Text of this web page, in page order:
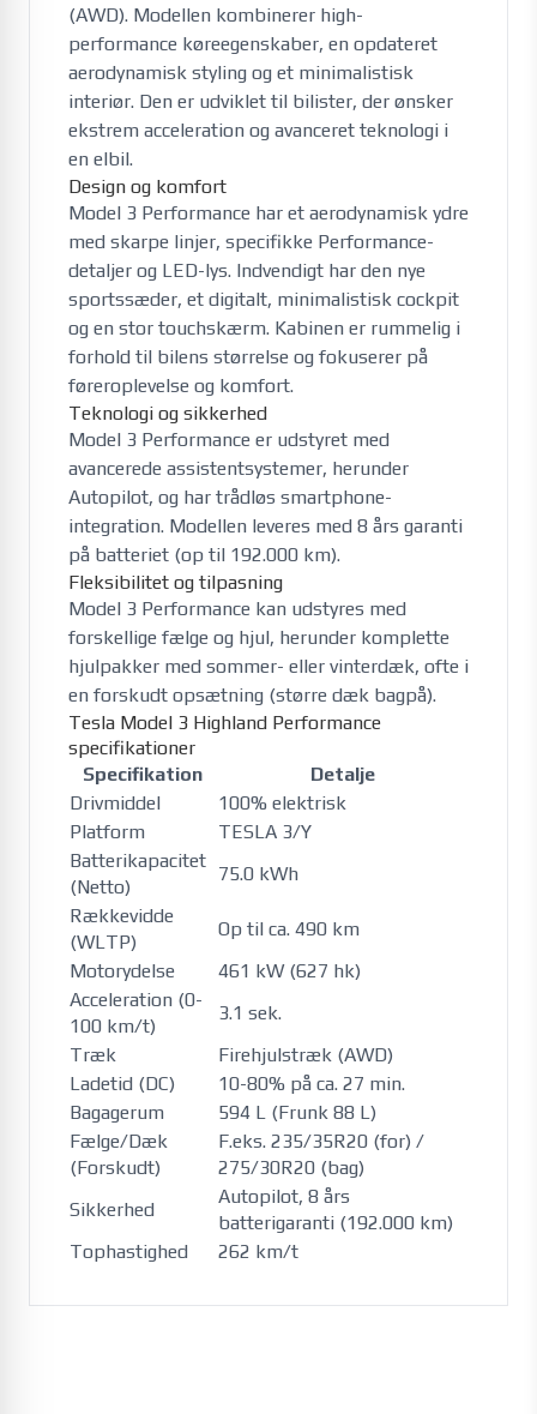
(AWD). Modellen kombinerer high-
performance køreegenskaber, en opdateret
aerodynamisk styling og et minimalistisk
interiør. Den er udviklet til bilister, der ønsker
ekstrem acceleration og avanceret teknologi i
en elbil.
Design og komfort
Model 3 Performance har et aerodynamisk ydre
med skarpe linjer, specifikke Performance-
detaljer og LED-lys. Indvendigt har den nye
sportssæder, et digitalt, minimalistisk cockpit
og en stor touchskærm. Kabinen er rummelig i
forhold til bilens størrelse og fokuserer på
føreroplevelse og komfort.
Teknologi og sikkerhed
Model 3 Performance er udstyret med
avancerede assistentsystemer, herunder
Autopilot, og har trådløs smartphone-
integration. Modellen leveres med 8 års garanti
på batteriet (op til 192.000 km).
Fleksibilitet og tilpasning
Model 3 Performance kan udstyres med
forskellige fælge og hjul, herunder komplette
hjulpakker med sommer- eller vinterdæk, ofte i
en forskudt opsætning (større dæk bagpå).
Tesla Model 3 Highland Performance
specifikationer
Specifikation
Detalje
Drivmiddel
100% elektrisk
Platform
TESLA 3/Y
Batterikapacitet
(Netto)
75.0 kWh
Rækkevidde
(WLTP)
Op til ca. 490 km
Motorydelse
461 kW (627 hk)
Acceleration (0-
100 km/t)
3.1 sek.
Træk
Firehjulstræk (AWD)
Ladetid (DC)
10-80% på ca. 27 min.
Bagagerum
594 L (Frunk 88 L)
Fælge/Dæk
(Forskudt)
F.eks. 235/35R20 (for) /
275/30R20 (bag)
Sikkerhed
Autopilot, 8 års
batterigaranti (192.000 km)
Tophastighed
262 km/t